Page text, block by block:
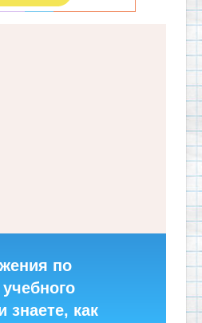
по
знаете, как